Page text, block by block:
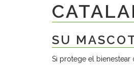
SU
Si protege el